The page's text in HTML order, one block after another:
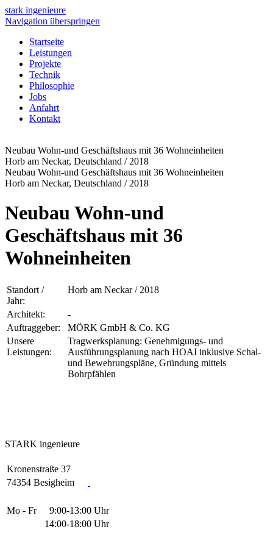
stark ingenieure
Navigation überspringen
Startseite
Leistungen
Projekte
Technik
Philosophie
Jobs
Anfahrt
Kontakt
Neubau Wohn-und Geschäftshaus mit 36 Wohneinheiten
Horb am Neckar, Deutschland / 2018
Neubau Wohn-und Geschäftshaus mit 36 Wohneinheiten
Horb am Neckar, Deutschland / 2018
Neubau Wohn-und
Geschäftshaus mit 36
Wohneinheiten
Standort /
Jahr:
Horb am Neckar / 2018
Architekt:
-
Auftraggeber:
MÖRK GmbH & Co. KG
Unsere
Leistungen:
Tragwerksplanung: Genehmigungs- und
Ausführungsplanung nach HOAI inklusive Schal-
und Bewehrungspläne, Gründung mittels
Bohrpfählen
STARK ingenieure
Kronenstraße 37
74354 Besigheim
Mo - Fr
9:00-13:00 Uhr
14:00-18:00 Uhr